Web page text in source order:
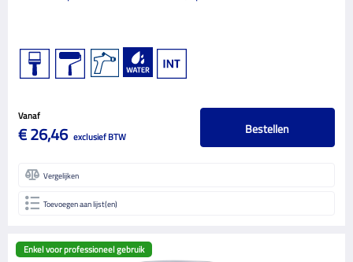
Vanaf
€ 26,46 exclusief BTW Bestellen
Vergelijken
Toevoegen aan lijst(en)
Enkel voor professioneel gebruik